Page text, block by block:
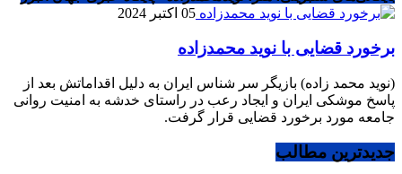
05 اکتبر 2024
برخورد قضایی با نوید محمدزاده
(نوید محمد زاده) بازیگر سر شناس ایران به دلیل اقداماتش بعد از
پاسخ موشکی ایران و ایجاد رعب در راستای خدشه به امنیت روانی
جامعه مورد برخورد قضایی قرار گرفت.
جدیدترین مطالب